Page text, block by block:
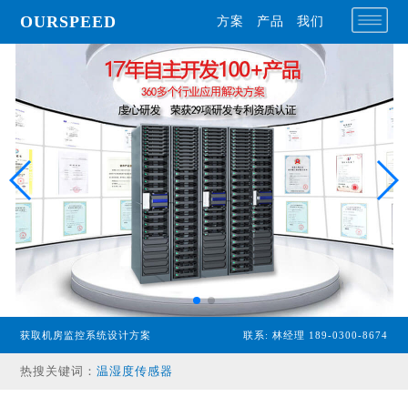
OURSPEED 方案 产品 我们
获取机房监控系统设计方案 联系: 林经理 189-0300-8674
热搜关键词：
专业型主机
经济型主机
温湿度传感器